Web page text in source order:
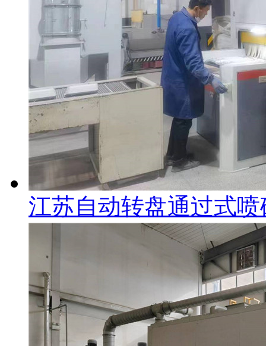
江苏自动转盘通过式喷